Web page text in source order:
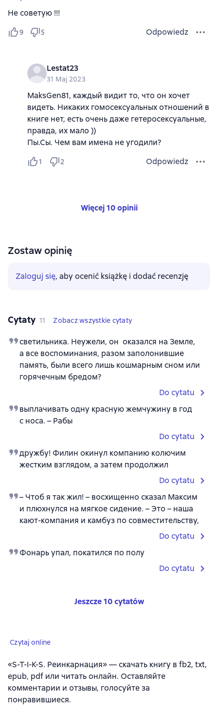
Не советую !!!
9 5 Odpowiedz
Lestat23
31 Maj 2023
MaksGen81, каждый видит то, что он хочет
видеть. Никаких гомосексуальных отношений в
книге нет, есть очень даже гетеросексуальные,
правда, их мало ))
Пы.Сы. Чем вам имена не угодили?
1 2 Odpowiedz
Więcej 10 opinii
Zostaw opinię
Zaloguj się, aby ocenić książkę i dodać recenzję
Cytaty 11 Zobacz wszystkie cytaty
светильника. Неужели, он оказался на Земле,
а все воспоминания, разом заполонившие
память, были всего лишь кошмарным сном или
горячечным бредом?
Do cytatu
выплачивать одну красную жемчужину в год
с носа. – Рабы
Do cytatu
дружбу! Филин окинул компанию колючим
жестким взглядом, а затем продолжил
Do cytatu
– Чтоб я так жил! – восхищенно сказал Максим
и плюхнулся на мягкое сидение. – Это – наша
кают-компания и камбуз по совместительству,
Do cytatu
Фонарь упал, покатился по полу
Do cytatu
Jeszcze 10 cytatów
Czytaj online
«S-T-I-K-S. Реинкарнация» — скачать книгу в fb2, txt,
epub, pdf или читать онлайн. Оставляйте
комментарии и отзывы, голосуйте за
понравившиеся.